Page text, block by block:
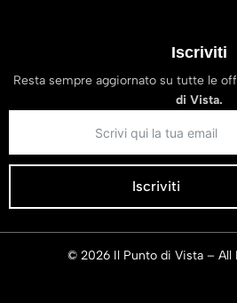
Iscriviti
Resta sempre aggiornato su tutte le
di Vista.
Iscriviti
© 2026 Il Punto di Vista – All